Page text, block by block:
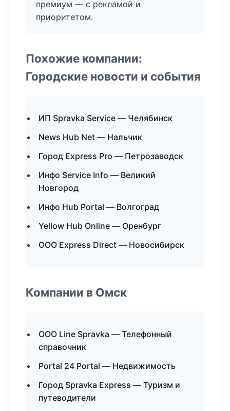
премиум — с рекламой и
приоритетом.
Похожие компании:
Городские новости и события
ИП Spravka Service — Челябинск
News Hub Net — Нальчик
Город Express Pro — Петрозаводск
Инфо Service Info — Великий
Новгород
Инфо Hub Portal — Волгоград
Yellow Hub Online — Оренбург
ООО Express Direct — Новосибирск
Компании в Омск
ООО Line Spravka — Телефонный
справочник
Portal 24 Portal — Недвижимость
Город Spravka Express — Туризм и
путеводители